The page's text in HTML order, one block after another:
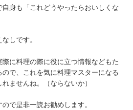
自身も「これどうやったらおいしくな
しです。
に料理の際に役に立つ情報などもた
で、これを気に料理マスターになる
ませんね。（ならないか）
で是非一読お勧めします。